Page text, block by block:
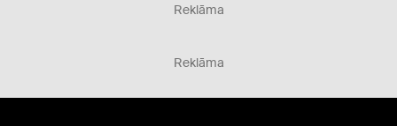
Reklāma
Reklāma